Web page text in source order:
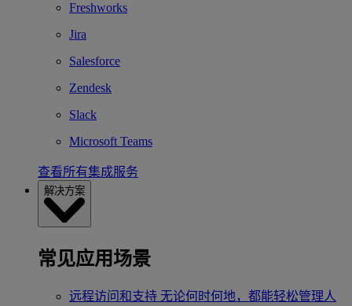
Freshworks
Jira
Salesforce
Zendesk
Slack
Microsoft Teams
查看所有集成服务
解决方案
常见应用场景
远程访问和支持 无论何时何地，都能轻松管理人